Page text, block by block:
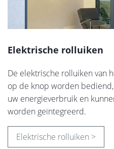
Elektrische rolluiken
De elektrische rolluiken van
op de knop worden
uw energieverbruik en
worden geïntegreerd.
Elektrische rolluiken >